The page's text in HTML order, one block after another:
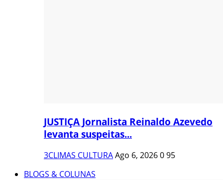
JUSTIÇA Jornalista Reinaldo Azevedo
levanta suspeitas...
3CLIMAS CULTURAAgo 6, 2026095
BLOGS & COLUNAS